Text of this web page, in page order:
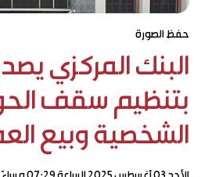
حفظ الصورة
البنك المركزي
بتنظيم سقف
الشخصية وبيع